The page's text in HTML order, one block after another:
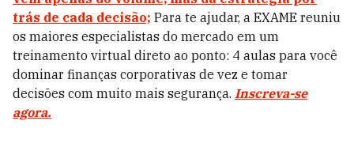
trás de cada decisão; Para te ajudar, a EXAME reuniu
os maiores especialistas do mercado em um
treinamento virtual direto ao ponto: 4 aulas para você
dominar finanças corporativas de vez e tomar
decisões com muito mais segurança. Inscreva-se
agora.